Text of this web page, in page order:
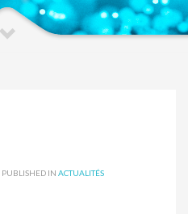
PUBLISHED IN ACTUALITÉS